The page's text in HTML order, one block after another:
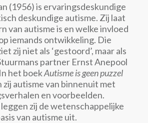
(1956) is ervaringsdeskundige
deskundige autisme. Zij laat
van autisme is en welke invloed
iemands ontwikkeling. Die
zij niet als ‘gestoord’, maar als
partner Ernst Anepool
het boekAutisme is geen puzzel
zij autisme van binnenuit met
en voorbeelden.
zij de wetenschappelijke
van autisme uit.